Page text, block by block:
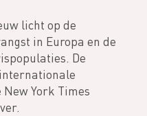
licht op de
in Europa en de
De
York Times